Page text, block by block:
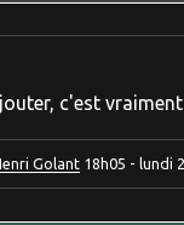
c'est vraiment
Golant 18h05 - lundi